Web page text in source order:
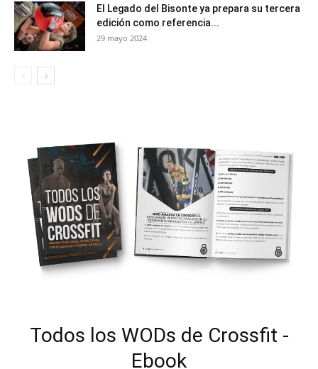
El Legado del Bisonte ya prepara su tercera
edición como referencia...
29 mayo 2024
Todos los WODs de Crossfit -
Ebook